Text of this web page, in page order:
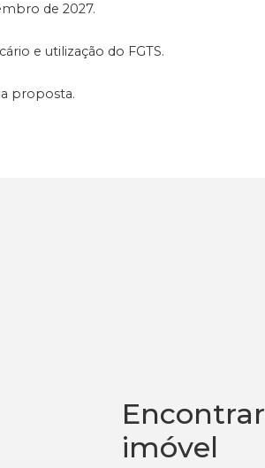
de 2027.
e utilização do FGTS.
proposta.
Encontrar
imóvel